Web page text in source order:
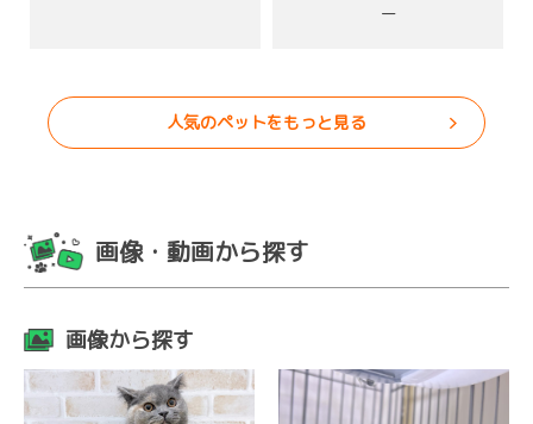
ー
人気のペットをもっと見る
画像・動画から探す
画像から探す